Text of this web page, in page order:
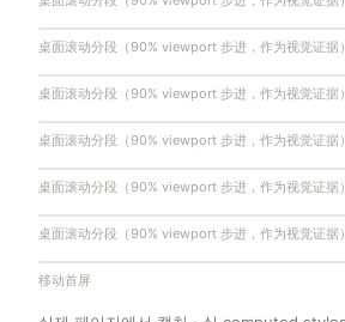
桌面滚动分段（90% viewport 步进，作为视觉证据）
桌面滚动分段（90% viewport 步进，作为视觉证据）
桌面滚动分段（90% viewport 步进，作为视觉证据）
桌面滚动分段（90% viewport 步进，作为视觉证据）
桌面滚动分段（90% viewport 步进，作为视觉证据）